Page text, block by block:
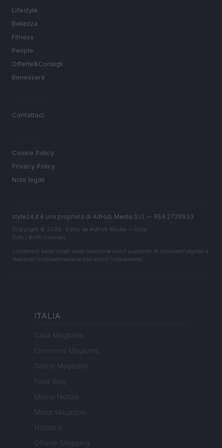
Lifestyle
Bellezza
Fitness
People
Offerte&Consigli
Benessere
Contattaci
Cookie Policy
Privacy Policy
Note legali
style24.it è una proprietà di AdHub Media S.r.l. — REA 2729933
Copyright © 2026 · Edito da AdHub Media — Italia
Tutti i diritti riservati
I contenuti sono curati dalla redazione con il supporto di strumenti digitali e
realizzati in collaborazione con autori indipendenti.
ITALIA
Casa Magazine
Cineverse Magazine
Donne Magazine
Food Blog
Milano Notizie
Motor Magazine
Notizie.it
Offerte Shopping